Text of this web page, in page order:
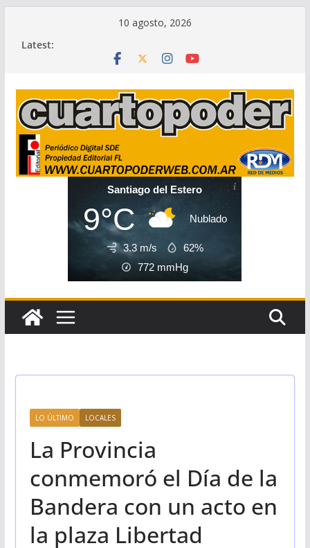
10 agosto, 2026
Latest:
Santiago del Estero
9°C Nublado
3.3 m/s
62%
772 mmHg
LO ÚLTIMO LOCALES
La Provincia
conmemoró el Día de la
Bandera con un acto en
la plaza Libertad